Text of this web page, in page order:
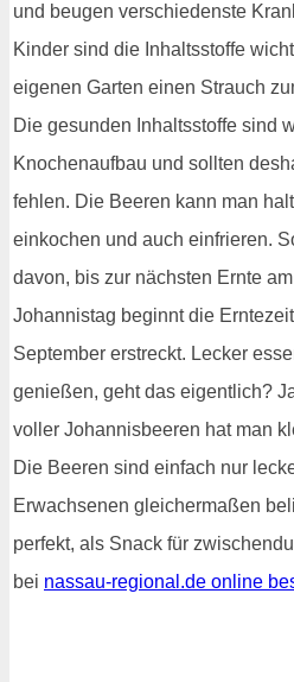
und beugen verschiedenste
Kinder sind die Inhaltsstoffe
eigenen Garten einen Strauch
Die gesunden Inhaltsstoffe sind
Knochenaufbau und sollten
fehlen. Die Beeren kann man
einkochen und auch einfrieren.
davon, bis zur nächsten Ernte
Johannistag beginnt die
September erstreckt. Lecker
genießen, geht das eigentlich?
voller Johannisbeeren hat man
Die Beeren sind einfach nur
Erwachsenen gleichermaßen
perfekt, als Snack für
bei nassau-regional.de online